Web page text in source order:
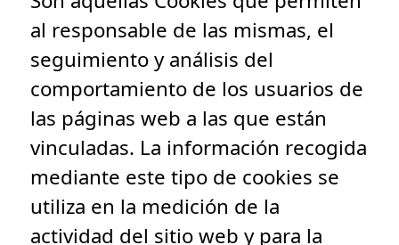
al responsable de las mismas, el
seguimiento y análisis del
comportamiento de los usuarios de
las páginas web a las que están
vinculadas. La información recogida
mediante este tipo de cookies se
utiliza en la medición de la
actividad del sitio web y para la